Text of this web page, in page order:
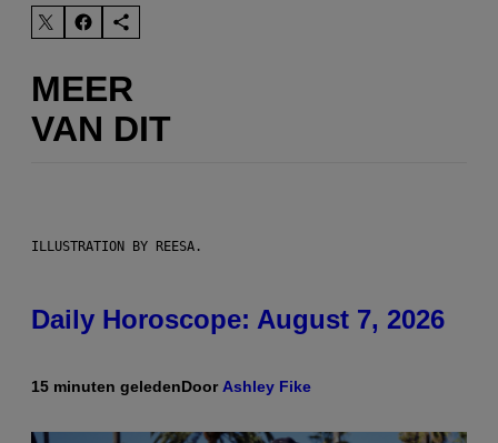
MEER
VAN DIT
ILLUSTRATION BY REESA.
Daily Horoscope: August 7, 2026
15 minuten geledenDoorAshley Fike